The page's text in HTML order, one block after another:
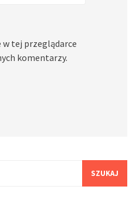
tej przeglądarce
komentarzy.